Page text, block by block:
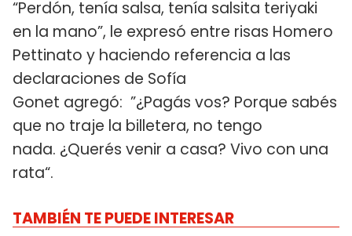
“Perdón, tenía salsa, tenía salsita teriyaki
en la mano”, le expresó entre risas Homero
Pettinato y haciendo referencia a las
declaraciones de Sofía
Gonet agregó: ”¿Pagás vos? Porque sabés
que no traje la billetera, no tengo
nada. ¿Querés venir a casa? Vivo con una
rata“.
TAMBIÉN TE PUEDE INTERESAR